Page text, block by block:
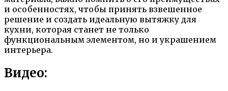
и особенностях, чтобы принять взвешенное
решение и создать идеальную вытяжку для
кухни, которая станет не только
функциональным элементом, но и украшением
интерьера.
Видео: